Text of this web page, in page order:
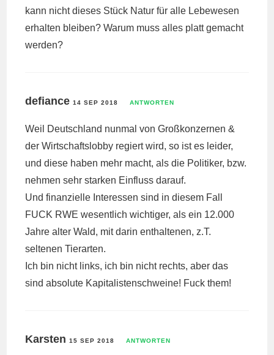
kann nicht dieses Stück Natur für alle Lebewesen
erhalten bleiben? Warum muss alles platt gemacht
werden?
defiance14 SEP 2018 ANTWORTEN
Weil Deutschland nunmal von Großkonzernen &
der Wirtschaftslobby regiert wird, so ist es leider,
und diese haben mehr macht, als die Politiker, bzw.
nehmen sehr starken Einfluss darauf.
Und finanzielle Interessen sind in diesem Fall
FUCK RWE wesentlich wichtiger, als ein 12.000
Jahre alter Wald, mit darin enthaltenen, z.T.
seltenen Tierarten.
Ich bin nicht links, ich bin nicht rechts, aber das
sind absolute Kapitalistenschweine! Fuck them!
Karsten15 SEP 2018 ANTWORTEN